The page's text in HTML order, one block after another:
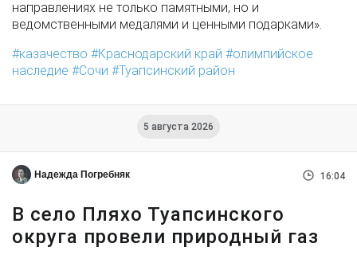
направлениях не только памятными, но и
ведомственными медалями и ценными подарками».
казачество
Краснодарский край
олимпийское
наследие
Сочи Туапсинский район
5 августа 2026
Надежда Погребняк 16:04
В село Пляхо Туапсинского
округа провели природный газ